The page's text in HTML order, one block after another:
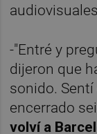
-"Entré y
dijeron que
sonido.
encerrado
volví a